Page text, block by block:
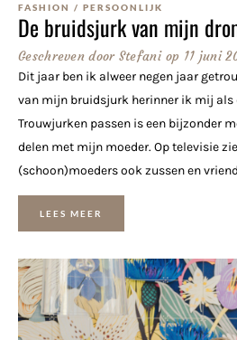
FASHION / PERSOONLIJK
De bruidsjurk van mijn
Geschreven doorStefani op 11 juni
Dit jaar ben ik alweer negen jaar
van mijn bruidsjurk herinner ik mij als
Trouwjurken passen is een bijzonder
delen met mijn moeder. Op televisie
(schoon)moeders ook zussen en
LEES MEER